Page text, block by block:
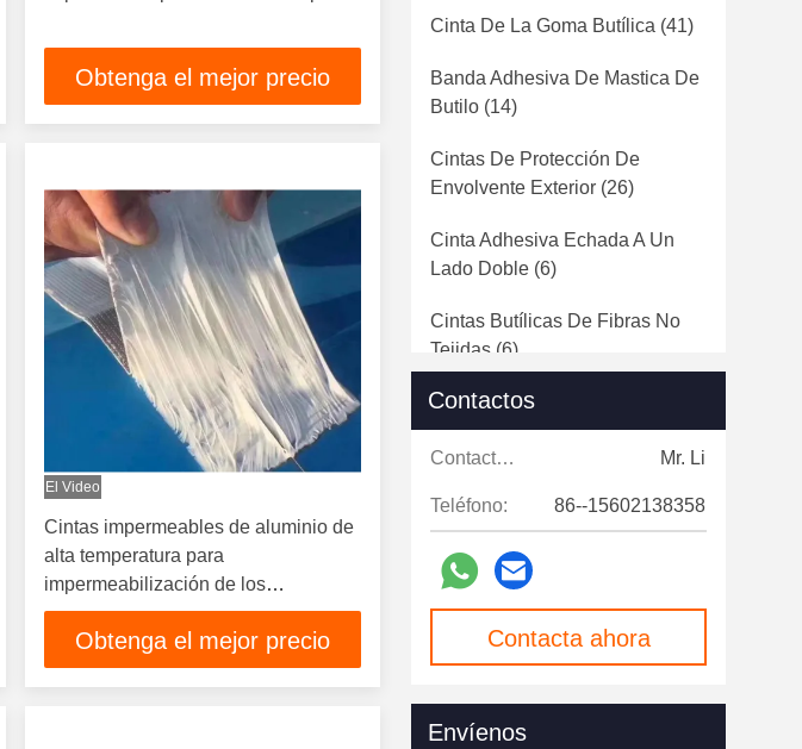
Obtenga el mejor precio
El Video
Cintas impermeables de aluminio de
alta temperatura para
impermeabilización de los
respiraderos de secadores
Obtenga el mejor precio
Cinta De La Goma Butílica (41)
Banda Adhesiva De Mastica De
Butilo (14)
Cintas De Protección De
Envolvente Exterior (26)
Cinta Adhesiva Echada A Un
Lado Doble (6)
Cintas Butílicas De Fibras No
Tejidas (6)
Cintas De Envoltura Para
Tuberías(17)
Contactos
Contactos: Mr. Li
Teléfono: 86--15602138358
Contacta ahora
Envíenos